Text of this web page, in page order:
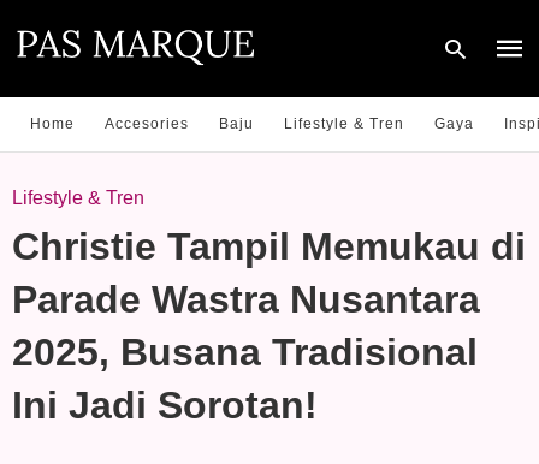
and
Home Accesories Baju Lifestyle & Tren Gaya
Lifestyle & Tren
Christie Tampil Memukau di
Parade Wastra Nusantara
2025, Busana Tradisional
Ini Jadi Sorotan!